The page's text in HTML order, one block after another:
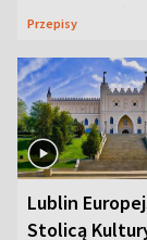
serowy
Przepisy
Lublin
Stolicą